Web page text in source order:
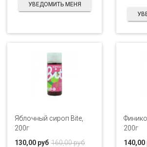
УВЕДОМИТЬ МЕНЯ
Яблочный сироп Bite,
200г
160,00 руб
130,00 руб
200г
140,00